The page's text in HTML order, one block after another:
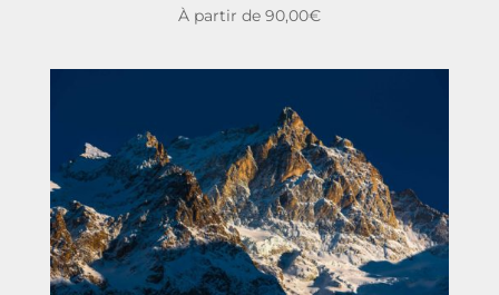
À partir de 90,00€